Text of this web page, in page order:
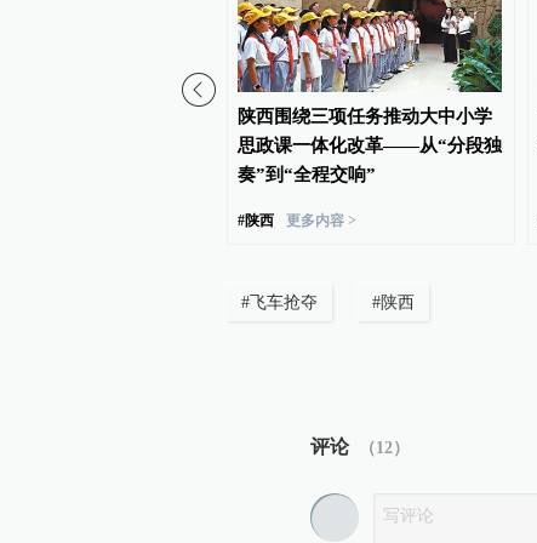
陕西围绕三项任务推动大中小学
思政课一体化改革——从“分段独
奏”到“全程交响”
#陕西 更多内容 >
# 飞车抢夺 #陕西
评论 （12）